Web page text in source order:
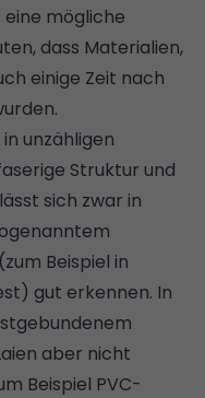
eine mögliche
dass Materialien,
einige Zeit nach
unzähligen
Struktur und
sich zwar in
Beispiel in
gut erkennen. In
aber nicht
Beispiel PVC-